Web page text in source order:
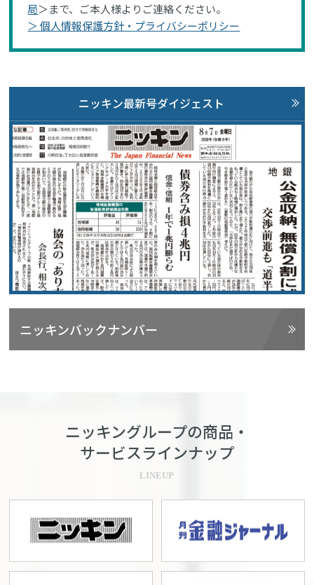
局＞まで、ご本人様よりご連絡ください。
＞ 個人情報保護方針・プライバシーポリシー
ニッキン最新号ダイジェスト
ニッキンバックナンバー
ニッキングループの商品・
サービスラインナップ
LINEUP